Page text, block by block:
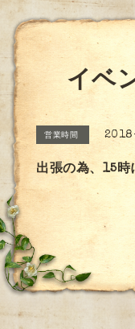
イベ
営業時間
出張の為、15時